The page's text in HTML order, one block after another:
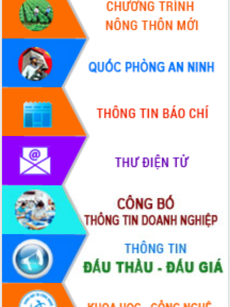
Gặp mặt các cơ quan báo chí nhân Kỷ
niệm 101 năm Ngày Báo chí Cách
mạng Việt Nam
Đắk Lắk sơ kết 4 năm triển khai thực
hiện Đề án 06 của Chính phủ
Họp báo thông tin về Hội nghị Công bố
Quy hoạch và Xúc tiến đầu tư tỉnh Đắk
Lắk
Khơi thông điểm nghẽn, đẩy nhanh
giải ngân vốn khắc phục thiên tai
HĐND tỉnh thông qua điều chỉnh Quy
hoạch tỉnh thời kỳ 2021-2030
Hội thảo góp ý hồ sơ điều chỉnh quy
hoạch tỉnh Đắk Lắk thời kỳ 2021-2030,
tầm nhìn đến năm 2050
Nâng cao hiệu quả hoạt động của các
doanh nghiệp nhà nước
Hội nghị triển khai kết nối mạng
truyền số liệu chuyên dùng phục vụ cơ
quan Đảng, Nhà nước
Lễ phát động chuỗi hoạt động chung
tay làm sạch môi trường
Xã Ea Kar bước chuyển mình trong
công tác cải cách hành chính mô hình
mới
UBND tỉnh họp báo định kỳ tháng 4
năm 2026